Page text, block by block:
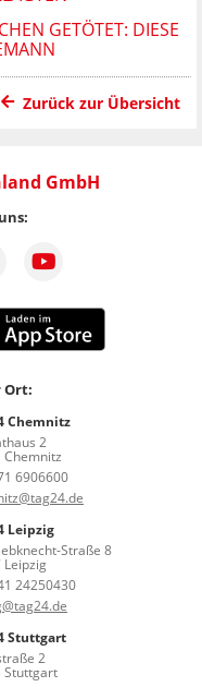
GETÖTET: DIESE
Zurück zur Übersicht
GmbH
Ort:
Chemnitz
2
Chemnitz
6906600
Leipzig
Straße 8
Leipzig
24250430
Stuttgart
2
Stuttgart